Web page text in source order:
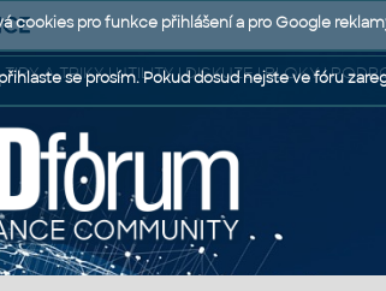
A TRIKY | UTILITY | DISKUZE | BLOKY |
cookies pro funkce přihlášení a pro Google
se prosím. Pokud dosud nejste ve fóru